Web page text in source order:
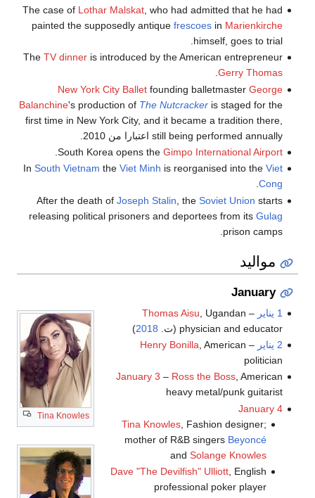
The case of Lothar Malskat, who had admitted that he had
painted the supposedly antique frescoesin Marienkirche
himself, goes to trial.
The TV dinneris introduced by the American entrepreneur
Gerry Thomas
New York City Balletfounding balletmaster George
Balanchine's production of The Nutcrackeris staged for the
first time in New York City, and it became a tradition there,
still being performed annually اعتبارا من 2010
South Korea opens the Gimpo International Airport
In South Vietnam the Viet Minh is reorganised into the Viet
Cong
.
After the death of Joseph Stalin , the Soviet Union starts
releasing political prisoners and deportees from its Gulag
prison camps.
مواليد
January
Tina Knowles
1 يناير –
Thomas Aisu , Ugandan
physician and educator (ت.
2018
)
2 يناير
–
Henry Bonilla , American
politician
January 3 – Ross the Boss, American
heavy metal/punk guitarist
January 4
Tina Knowles , Fashion designer;
mother of R&B singers Beyoncé
andSolange Knowles
Dave "The Devilfish" Ulliott , English
professional poker player